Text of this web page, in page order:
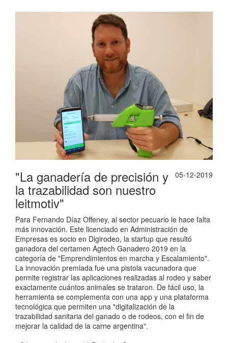
05-12-2019
"La ganadería de precisión y
la trazabilidad son nuestro
leitmotiv"
Para Fernando Díaz Offeney, al sector pecuario le hace falta más innovación. Este licenciado en Administración de Empresas es socio en Digirodeo, la startup que resultó ganadora del certamen Agtech Ganadero 2019 en la categoría de "Emprendimientos en marcha y Escalamiento". La innovación premiada fue una pistola vacunadora que permite registrar las aplicaciones realizadas al rodeo y saber exactamente cuántos animales se trataron. De fácil uso, la herramienta se complementa con una app y una plataforma tecnológica que permiten una "digitalización de la trazabilidad sanitaria del ganado o de rodeos, con el fin de mejorar la calidad de la carne argentina". ¿Cómo y cuándo nació Digirodeo? Digirodeo nació hace tres años durante una charla entre amigos a la búsqueda de oportunidades. La empresa se compone de tres socios: uno es Ingeniero en Producción Agropecuaria y los otros dos somos licenciados en Administración de Empresas. Queríamos juntar la tecnología con la ganadería, ver de qué manera hacerle el trabajo más simple al productor. Y ahí empezaron a cranear.... Sí, en realidad primero se juntaron Nicolás e Ignacio. Habían creado una jeringa que funcionaba como un contador simple para medir la cantidad de aplicaciones de determinada vacuna. Pero querían crear una herramienta que brindara más información. Entonces Nicolás me convocó y empezamos a pensar en generar información en la manga. Me fui empapando del tema, recolectando información del campo, de la industria agropecuaria y empezamos a desarrollar nuestra solución, que se terminó convirtiendo en una jeringa inteligente que hace trazabilidad sanitaria. Hoy estamos totalmente enfocados en el mundo de la ganadería. La ganadería de precisión en particular, y la trazabilidad, son nuestro leitmotiv. ¿En qué consiste exactamente la herramienta? Nuestra jeringa inteligente tiene un complejo sistema de gestión de datos por detrás que le hace la vida mucho más fácil al productor: permite un registro correcto, seguro y exacto de todo el accionar que se les hace sanitariamente a los animales. Es resistente a los rayos UV e intuitiva al manejo, con un diseño cómodo para el vacunador. Viene con una memoria interna de 2 GB. ¿Se requiere alguna capacitación especial para usar la jeringa? No, la jeringa tiene un teclado simple e intuitivo para que pueda usarlo cualquier empleado del campo. Está diseñada para que una persona que utiliza una herramienta como el WhatsApp, por ejemplo, la pueda manejar sin ningún problema. Queremos que los productores pierdan el miedo y entiendan cómo esta tecnología puede ayudarlos a obtener mejores rindes y perfeccionar la trazabilidad, a demostrar que el trabajo sanitario realizado es el adecuado. ¿Cómo funciona el aparato? La jeringa control 1.0 registra cada tratamiento que se le hace a los animales, realiza trazabilidad a nivel lote. Así, a la hora de vender la hacienda, el productor tiene certificado absolutamente todo lo que le hizo, y esto es un valor agregado para su comprador. El funcionamiento de la jeringa es simple: primero le decimos qué tipo de tratamiento estamos haciendo, a qué animal y aplicamos el producto. Luego el encargado de la hacienda firma con el dedo en la pantalla del celular haciéndose responsable de todo el tratamiento. Una vez que finalizado, la jeringa se conecta con nuestra app móvil mediante blue tooth de baja energía; y ahí dentro de la app se termina de conformar el acta de vacunación. Este documento cuenta con las coordenadas exactas del lugar adonde se realizó la vacunación, la hora, todos los datos del productor y del establecimiento. Además, un detalle del antiparasitario que se aplicó, a qué lote, y en qué cantidad; su marca, serie y vencimiento. El acta de vacunación se envía por e-mail y llega en formato PDF. El archivo es inalterable, tiene un código de validación que lo hace único, y permite hacer un seguimiento si luego algo anduvo mal. ¿La herramienta brinda mayor control entonces? Sí, a través de la jeringa se puede controlar mejor al vacunador porque permite conocer todos los aspectos externos que influyeron en el medicamento tales como: la hora de inicio del tratamiento, el tiempo entre cada aplicación, las equivocaciones, la temperatura y la humedad al momento de la aplicación, si llovía o si la hacienda estaba estresada. ¿Qué beneficios conlleva utilizar este formato digital? En base a las actas que utiliza el SENASA, creamos el concepto de "actas digitales", con toda la información prolijamente plasmada. A la hora de hacer análisis, resulta mucho más fácil tenerlo en un formato digital, con la firma incluida. Además, cuando se realizan manualmente hay mucho margen de error humano, porque uno se lleva un papel que transcribe. También está el tema del tiempo, porque quizás el vacunador que toma los datos recién vuelve a la oficina para transcribir los papeles después de una semana de realizado el tratamiento. Entonces tratamos de reducir la posibilidad de error y este tiempo. De esta manera, se hace la aplicación y, si no hay señal en el campo, los datos se cargan solos cuando uno agarra la ruta y recobra la señal, o llega a la casa. Si hay buena señal el proceso se realiza en tiempo real y el informe queda listo. Se puede chequear todo lo que se le hizo al animal, qué medicamento se aplicó y hacer posteriormente un seguimiento. ¿O sea que todo queda en el acta digital? En realidad la información no queda solamente ahí, sino que se luego sube a nuestro Data Center. Si el productor tiene un sistema de gestión ganadera lo puede integrar con nuestra solución y tomar los datos de ahí mediante una app o un web service. De esa manera, lo puede transformar en información para una mejor toma de decisiones. ¿Todo eso figura en el acta digital? Claro, el acta tiene la fecha de tratamiento y, hace poco le sumamos el fin del tratamiento. Ahora permite calcular el período de carencia, y saber cuándo se puede mandar el animal a faena. ¿Qué función cumple la app? La jeringa es la herramienta que certifica lo que estás haciendo y la app su complemento. Se conectan vía bluetooth. En la app uno carga por única vez a los diferentes productores con sus datos, luego toda la información aparece ahí. La jeringa carga lo que se hizo y la app se encarga del resto. ¿Se pagan por separado la jeringa y la app? Hoy solo estamos monetizando la jeringa, el software es gratuito, se descarga sin costo. En realidad hay tres patas: la herramienta, que es la jeringa; luego la aplicación que vincula a la jeringa con el software; y finalmente, la plataforma, adonde se puede ver la performance de cada una de las pistolas. Desde la plataforma se puede administrar usuarios, ver qué cantidad de jeringas se tiene y a quiénes se las asignará, en caso de una organización. Las herramientas son independientes pero dependen una de la otra. Lo importante es que la información siempre está. Si uno pierde el celularm por ejemplom lo tiene igual. ¿Quiénes consumen la herramienta? Nuestros principales clientes son los productores, pero también los entes de vacunación y los veterinarios. Finalmente, algunos laboratorios y frigoríficos también. Nosotros buscamos que los entes de vacunación adopten la herramienta, porque los puede ayudar muchísimo en la captura de datos y llenado de las actas de vacunación. ¿Cómo se comercializan los productos? ¿Ya exportan? Hoy en la Argentina se venden por e-commerce. Estamos avanzando con algunos representantes en Brasil y también visitando frigoríficos en Bolivia, Paraguay y Uruguay. Nos encontramos en un "proceso de evangelización", con la idea de regionalizarnos. Pero cada país tiene sus reglas, hay muchos datos que son propios de Argentina. En Bolivia, por ejemplo, a las categorías de vaca y vaquillona se les llama macho y hembra. También el idioma es distinto en el caso de Brasil. ¿Cómo dan a conocer el producto localmente? ¿Tienen buena recepción? Como toda innovación, lleva un tiempo presentarla y mostrarle al productor sus beneficios. Asistimos a muchas charlas o presentaciones del sector agropecuario, como las CREA por ejemplo, y ahí damos a conocer lo que hacemos. Si bien la recepción es buena, todavía no hay tanta adopción, porque cuesta dar el primer paso. Estamos buscando que la tecnología base se vaya adoptando. Una vez que esto ocurra comenzaremos a evolucionar hacia tecnologías más complejas, sobre todo profundizando en este concepto de trazabilidad. Para nosotros es muy importante expandir el negocio, porque además necesitamos feedback sobre qué mejoras hacer. ¿Cuánto tiempo les llevó desarrollar la herramienta? ¿Cómo evolucionó de sus inicios a la actualidad? Desde que arrancamos hasta que sacamos el primer producto tardamos un año y medio. Y el desarrollo de la app se hizo en paralelo. Pero en realidad el desarrollo nunca termina, siempre estamos agregando cosas. Por ejemplo, en la etapa inicial, si uno hacía mucha fuerza se nos rompían los gatillos, y tuvimos que rediseñarlos. ¿Ofrecen algún otro servicio? ¿Cuáles son los proyectos en el corto-mediano plazo? Estamos realizando análisis sobre la plataforma para ofrecer servicios de big data. Gracias a nuestra herramienta es posible realizar diferentes cruces de información. Además estamos tejiendo alianzas muy importantes para ofrecer un servicio más completo, sobre todo apuntando al bienestar animal y al buen manejo ganadero. Toda esta información "trazada". ¿Qué premios han recibido? ¿Qué sensación les provoca el reconocimiento? ¡Todos los reconocimientos son muy bienvenidos! Los premios nos sirven para tener mayor difusión y constituyen un apoyo emocional importante. Ver que nuestro trabajo es reconocido y que genera impacto en la industria nos impulsa a seguir trabajando, nos lleva a querer evolucionar. Además creemos que se necesita más innovación en el sector pecuario, ya que en el agro hay más herramientas creativas. Hemos recibido premios como Cita 2017, Innovar 2018- donde ganamos con otr